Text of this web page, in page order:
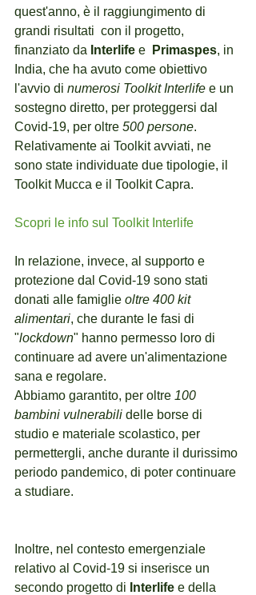
quest'anno, è il raggiungimento di
grandi risultati  con il progetto,
finanziato da Interlife e Primaspes, in
India, che ha avuto come obiettivo
l'avvio di numerosi Toolkit Interlife e un
sostegno diretto, per proteggersi dal
Covid-19, per oltre 500 persone.
Relativamente ai Toolkit avviati, ne
sono state individuate due tipologie, il
Toolkit Mucca e il Toolkit Capra.
Scopri le info sul Toolkit Interlife
In relazione, invece, al supporto e
protezione dal Covid-19 sono stati
donati alle famiglie oltre 400 kit
alimentari, che durante le fasi di
"lockdown" hanno permesso loro di
continuare ad avere un'alimentazione
sana e regolare.
Abbiamo garantito, per oltre 100
bambini vulnerabili delle borse di
studio e materiale scolastico, per
permettergli, anche durante il durissimo
periodo pandemico, di poter continuare
a studiare.
Inoltre, nel contesto emergenziale
relativo al Covid-19 si inserisce un
secondo progetto di Interlife e della